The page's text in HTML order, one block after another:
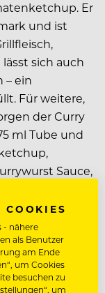
Er
und ist
sich auch
– ein
Für weitere,
der Curry
ml Tube und
Sauce,
erwerben: 15
Tube, 875
COOKIES
- nähere
als Benutzer
am Ende
um Cookies
besuchen zu
um